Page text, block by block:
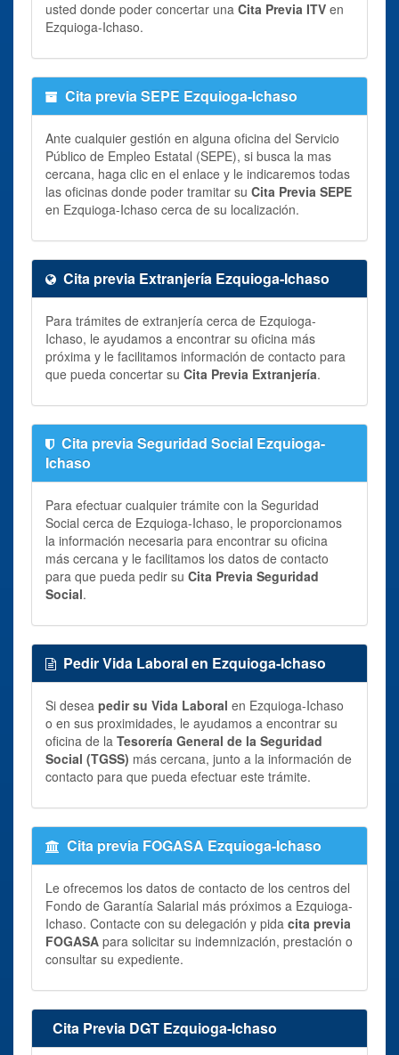
usted donde poder concertar una Cita Previa ITV en
Ezquioga-Ichaso.
Cita previa SEPE Ezquioga-Ichaso
Ante cualquier gestión en alguna oficina del Servicio
Público de Empleo Estatal (SEPE), si busca la mas
cercana, haga clic en el enlace y le indicaremos todas
las oficinas donde poder tramitar su Cita Previa SEPE
en Ezquioga-Ichaso cerca de su localización.
Cita previa Extranjería Ezquioga-Ichaso
Para trámites de extranjería cerca de Ezquioga-
Ichaso, le ayudamos a encontrar su oficina más
próxima y le facilitamos información de contacto para
que pueda concertar su Cita Previa Extranjería.
Cita previa Seguridad Social Ezquioga-
Ichaso
Para efectuar cualquier trámite con la Seguridad
Social cerca de Ezquioga-Ichaso, le proporcionamos
la información necesaria para encontrar su oficina
más cercana y le facilitamos los datos de contacto
para que pueda pedir su Cita Previa Seguridad
Social.
Pedir Vida Laboral en Ezquioga-Ichaso
Si desea pedir su Vida Laboral en Ezquioga-Ichaso
o en sus proximidades, le ayudamos a encontrar su
oficina de la Tesorería General de la Seguridad
Social (TGSS) más cercana, junto a la información de
contacto para que pueda efectuar este trámite.
Cita previa FOGASA Ezquioga-Ichaso
Le ofrecemos los datos de contacto de los centros del
Fondo de Garantía Salarial más próximos a Ezquioga-
Ichaso. Contacte con su delegación y pida cita previa
FOGASA para solicitar su indemnización, prestación o
consultar su expediente.
Cita Previa DGT Ezquioga-Ichaso